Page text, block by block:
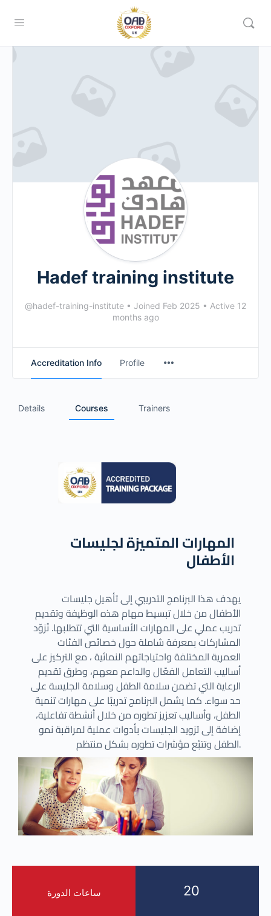
Hadef training institute
@hadef-training-institute • Joined Feb 2025 • Active 12
months ago
Accreditation Info Profile
Details Courses Trainers
المهارات المتميزة لجليسات
الأطفال
يهدف هذا البرنامج التدريبي إلى تأهيل جليسات
الأطفال من خلال تبسيط مهام هذه الوظيفة وتقديم
تدريب عملي على المهارات الأساسية التي تتطلبها. نُزوّد
المشاركات بمعرفة شاملة حول خصائص الفئات
العمرية المختلفة واحتياجاتهم النمائية ، مع التركيز على
أساليب التعامل الفعّال والداعم معهم، وطرق تقديم
الرعاية التي تضمن سلامة الطفل وسلامة الجليسة على
حد سواء. كما يشمل البرنامج تدريبًا على مهارات تنمية
الطفل، وأساليب تعزيز تطوره من خلال أنشطة تفاعلية،
إضافة إلى تزويد الجليسات بأدوات عملية لمراقبة نمو
الطفل وتتبّع مؤشرات تطوره بشكل منتظم.
ساعات الدورة 20